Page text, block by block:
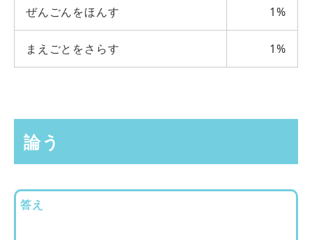
ぜんごんをほんす 1%
まえごとをさらす 1%
論う
答え